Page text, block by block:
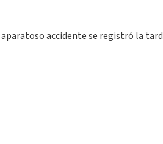
accidente se registró la